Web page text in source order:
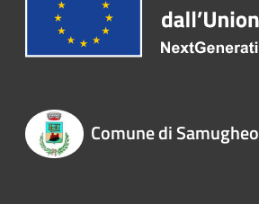
Comune di Samugheo